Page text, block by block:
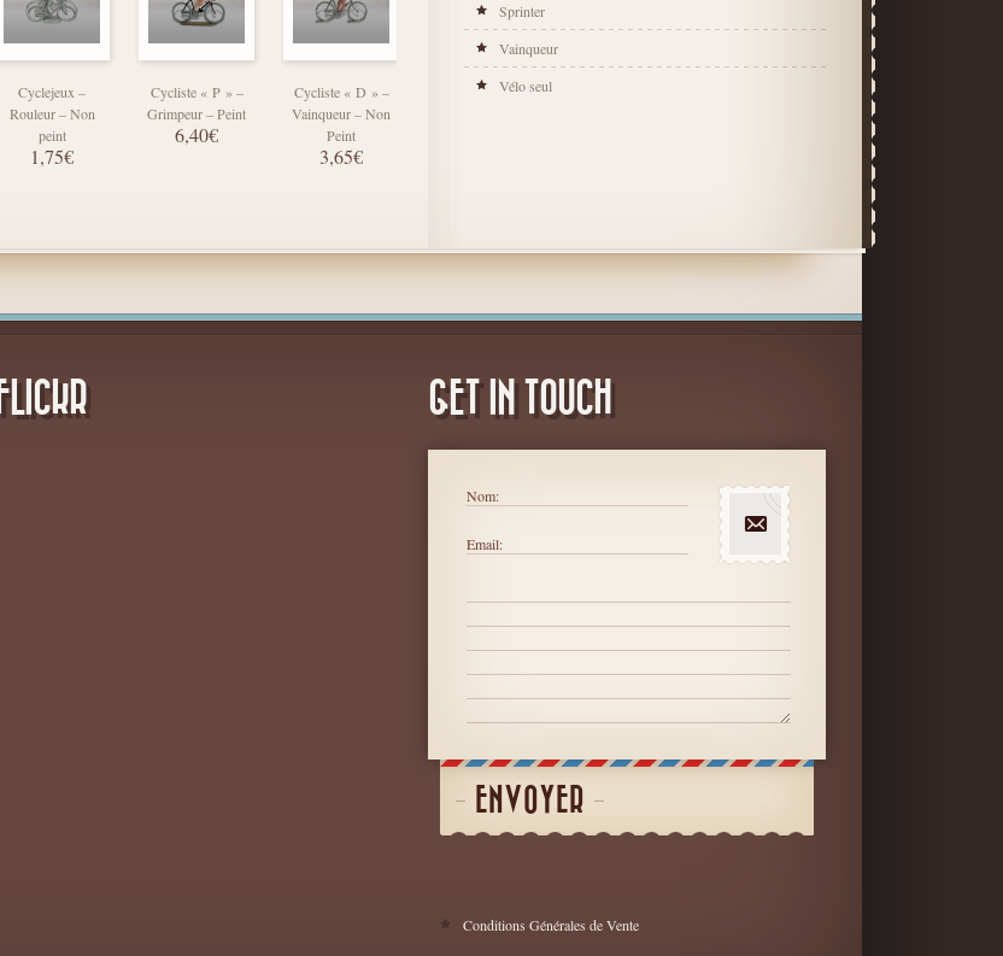
Cyclejeux –
Rouleur – Non
peint
1,75€
Cycliste « P » –
Grimpeur – Peint
6,40€
Cycliste « D » –
Vainqueur – Non
Peint
3,65€
Cyclejeux –
Cycliste « D » –
Sprinteur – Non
Sprinter
Vainqueur
Vélo seul
FLICKR GET IN TOUCH
Nom:
Email:
ENVOYER
Conditions Générales de Vente